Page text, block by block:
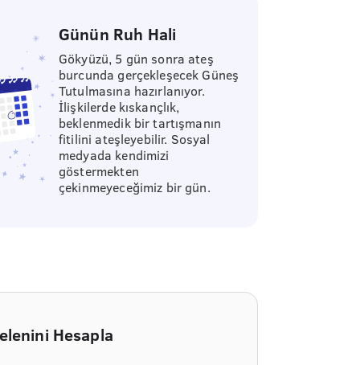
Günün Ruh Hali
Gökyüzü, 5 gün sonra ateş
burcunda gerçekleşecek Güneş
Tutulmasına hazırlanıyor.
İlişkilerde kıskançlık,
beklenmedik bir tartışmanın
fitilini ateşleyebilir. Sosyal
medyada kendimizi
göstermekten
çekinmeyeceğimiz bir gün.
Hesapla